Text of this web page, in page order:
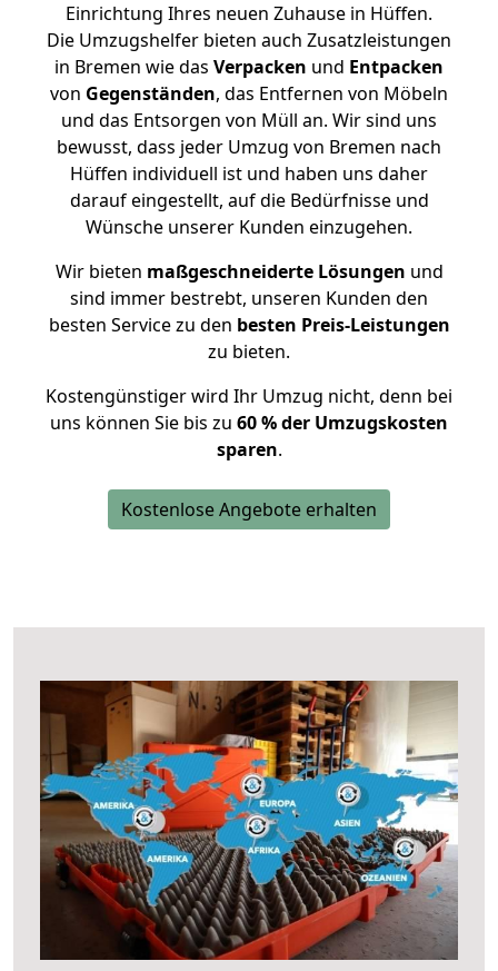
Einrichtung Ihres neuen Zuhause in Hüffen.
Die Umzugshelfer bieten auch Zusatzleistungen
in Bremen wie das Verpacken und Entpacken
von Gegenständen, das Entfernen von Möbeln
und das Entsorgen von Müll an. Wir sind uns
bewusst, dass jeder Umzug von Bremen nach
Hüffen individuell ist und haben uns daher
darauf eingestellt, auf die Bedürfnisse und
Wünsche unserer Kunden einzugehen.
Wir bieten maßgeschneiderte Lösungen und
sind immer bestrebt, unseren Kunden den
besten Service zu den besten Preis-Leistungen
zu bieten.
Kostengünstiger wird Ihr Umzug nicht, denn bei
uns können Sie bis zu 60 % der Umzugskosten
sparen.
Kostenlose Angebote erhalten